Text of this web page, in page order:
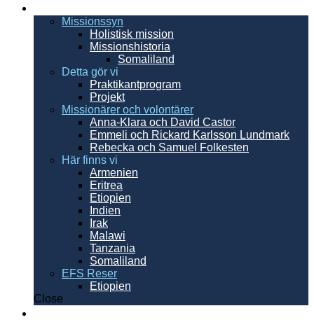
Missionssyn
Holistisk mission
Missionshistoria
Somaliland
Detta gör vi
Praktikantprogram
Projekt
Missionärer och volontärer
Anna-Klara och David Castor
Emmeli och Rickard Karlsson Lundmark
Rebecka och Samuel Folkesten
Här finns vi
Armenien
Eritrea
Etiopien
Indien
Irak
Malawi
Tanzania
Somaliland
EFS Reser
Etiopien
Close